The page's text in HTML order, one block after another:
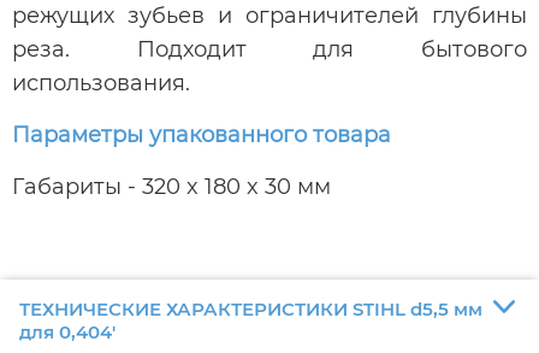
режущих зубьев и ограничителей глубины
реза. Подходит для бытового
использования.
Параметры упакованного товара
Габариты - 320 x 180 x 30 мм
ТЕХНИЧЕСКИЕ ХАРАКТЕРИСТИКИ STIHL d5,5 мм
для 0,404'